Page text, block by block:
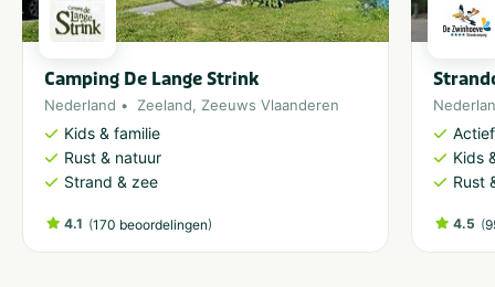
Camping De Lange Strink
Nederland Zeeland, Zeeuws Vlaanderen
Kids & familie
Rust & natuur
Strand & zee
4.1 (170 beoordelingen)
Kids
Rust
4.5 (